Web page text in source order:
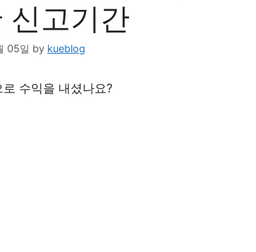
신고기간
05일 by kueblog
수익을 내셨나요?